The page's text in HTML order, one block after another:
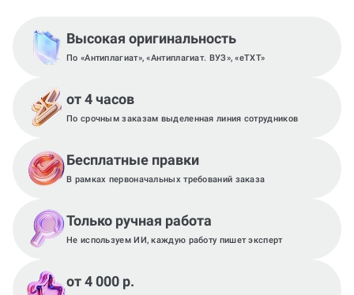
Высокая оригинальность
По «Антиплагиат», «Антиплагиат. ВУЗ», «eTXT»
от 4 часов
По срочным заказам выделенная линия сотрудников
Бесплатные правки
В рамках первоначальных требований заказа
Только ручная работа
Не используем ИИ, каждую работу пишет эксперт
от 4 000 р.